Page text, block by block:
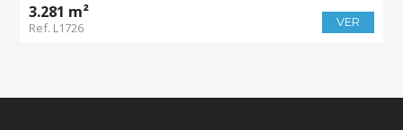
3.281 m²
Ref. L1726 VER